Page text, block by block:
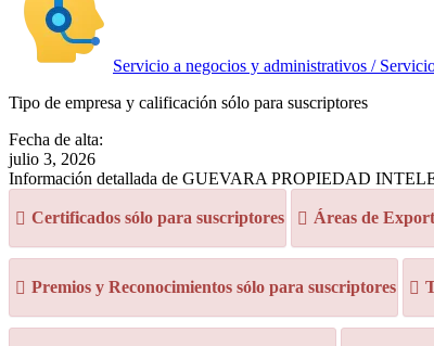
Servicio a negocios y administrativos /
Tipo de empresa y calificación sólo para suscriptores
Fecha de alta:
julio 3, 2026
Información detallada de GUEVARA PROPIEDAD
Certificados sólo para suscriptores Áreas de
Premios y Reconocimientos sólo para suscriptores